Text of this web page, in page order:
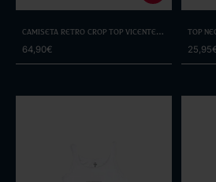
Camiseta Retro Crop Top Vicente
Álvarez
64,90€
Top